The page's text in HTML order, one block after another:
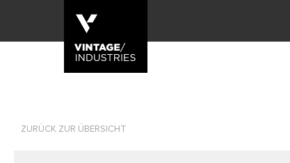
ZURÜCK ZUR ÜBERSICHT